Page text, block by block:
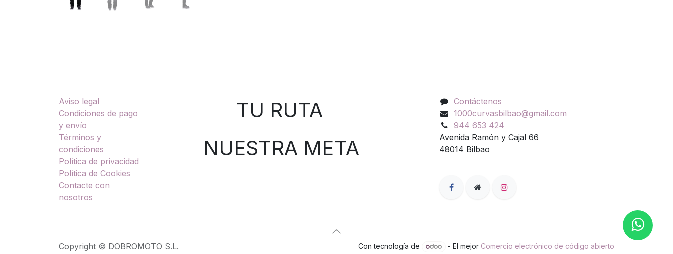
Aviso legal
Condiciones de pago
y envío
Términos y
condiciones
Política de privacidad
Política de Cookies
Contacte con
nosotros
TU RUTA
NUESTRA META
Contáctenos
1000curvasbilbao@gmail.com
944 653 424
Avenida Ramón y Cajal 66
48014 Bilbao
Copyright © DOBROMOTO S.L. Con tecnología de - El mejor Comercio electrónico de código abierto